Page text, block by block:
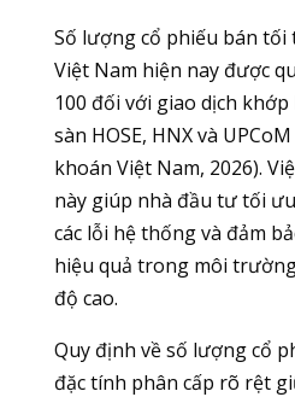
Số lượng cổ phiếu bán
Việt Nam hiện nay được
100 đối với giao dịch
sàn HOSE, HNX và
khoán Việt Nam, 2026).
này giúp nhà đầu tư tối
các lỗi hệ thống và đảm
hiệu quả trong môi
độ cao.
Quy định về số lượng cổ
đặc tính phân cấp rõ rệt